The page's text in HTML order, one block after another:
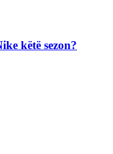
këtë sezon?